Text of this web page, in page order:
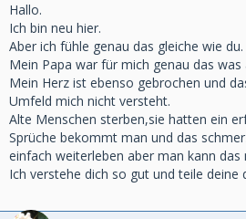
Hallo.
Ich bin neu hier.
Aber ich fühle genau das gleiche wie du.
Mein Papa war für mich genau das
Mein Herz ist ebenso gebrochen und
Umfeld mich nicht versteht.
Alte Menschen sterben,sie hatten ein
Sprüche bekommt man und das
einfach weiterleben aber man kann das
Ich verstehe dich so gut und teile deine